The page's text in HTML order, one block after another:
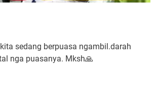
sedang berpuasa ngambil.darah
nga puasanya. Mksh🙏